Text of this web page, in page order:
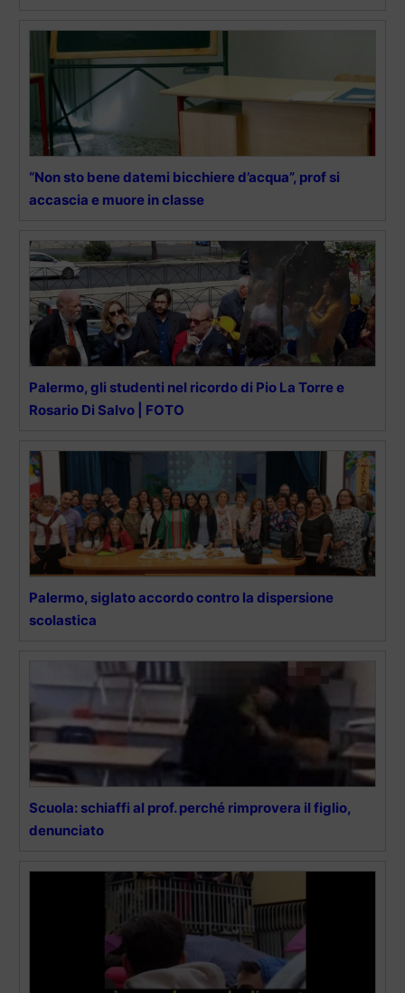
“Non sto bene datemi bicchiere d’acqua”, prof si
accascia e muore in classe
Palermo, gli studenti nel ricordo di Pio La Torre e
Rosario Di Salvo | FOTO
Palermo, siglato accordo contro la dispersione
scolastica
Scuola: schiaffi al prof. perché rimprovera il figlio,
denunciato